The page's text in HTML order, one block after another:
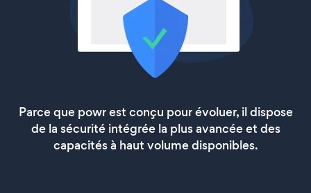
Parce que powr est conçu pour évoluer, il dispose
de la sécurité intégrée la plus avancée et des
capacités à haut volume disponibles.